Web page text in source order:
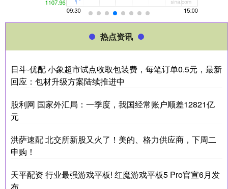
热点资讯
日斗-优配 小象超市试点收取包装费，每笔订单0.5元，最新
回应：包材升级方案陆续推进中
股利网 国家外汇局：一季度，我国经常账户顺差12821亿
元
洪萨速配 北交所新股又火了！美的、格力供应商，下周二
申购！
天平配资 行业最强游戏平板! 红魔游戏平板5 Pro官宣6月发